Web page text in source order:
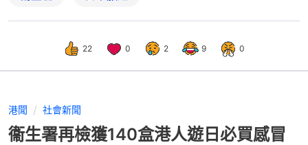
22 0 2 9 0
港聞 社會新聞
衞生署再檢獲140盒港人遊日必買感冒